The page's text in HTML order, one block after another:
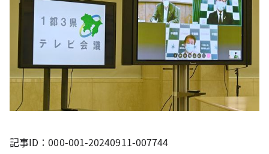
記事ID：000-001-20240911-007744